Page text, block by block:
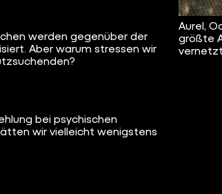
Aurel,
größte
werden gegenüber der
Aber warum stressen wir
bei psychischen
wir vielleicht wenigstens